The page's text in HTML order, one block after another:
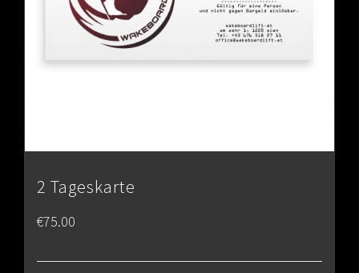
2 Tageskarte
€75.00